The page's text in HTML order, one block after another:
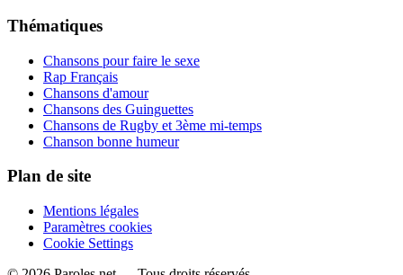
Thématiques
Chansons pour faire le sexe
Rap Français
Chansons d'amour
Chansons des Guinguettes
Chansons de Rugby et 3ème mi-temps
Chanson bonne humeur
Plan de site
Mentions légales
Paramètres cookies
Cookie Settings